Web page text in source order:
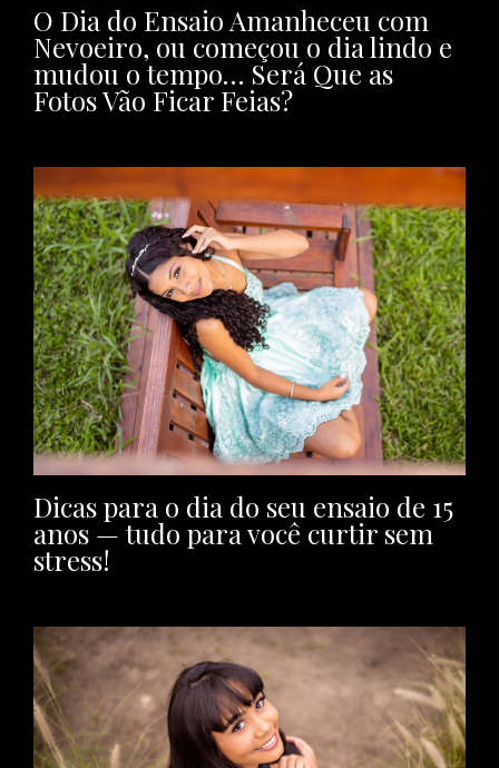
O Dia do Ensaio Amanheceu com
Nevoeiro, ou começou o dia lindo e
mudou o tempo… Será Que as
Fotos Vão Ficar Feias?
Dicas para o dia do seu ensaio de 15
anos — tudo para você curtir sem
stress!